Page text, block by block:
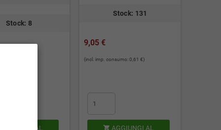
Stock: 8
AGGIUNGI AL
Stock: 131
9,05 €
(incl. imp. consumo: 0,61 €)
 AGGIUNGI AL